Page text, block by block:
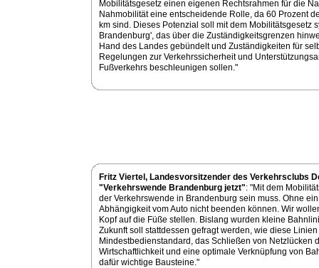
Mobilitätsgesetz einen eigenen Rechtsrahmen für die
Nahmobilität eine entscheidende Rolle, da 60 Prozent
km sind. Dieses Potenzial soll mit dem Mobilitätsgesetz
Brandenburg', das über die Zuständigkeitsgrenzen
Hand des Landes gebündelt und Zuständigkeiten für
Regelungen zur Verkehrssicherheit und
Fußverkehrs beschleunigen sollen."
Fritz Viertel, Landesvorsitzender des Verkehrsclubs
"Verkehrswende Brandenburg jetzt": "Mit dem
der Verkehrswende in Brandenburg sein muss. Ohne
Abhängigkeit vom Auto nicht beenden können. Wir
Kopf auf die Füße stellen. Bislang wurden kleine
Zukunft soll statt­dessen gefragt werden, wie diese
Mindest­bedienstandard, das Schließen von
Wirtschaftlichkeit und eine optimale Verknüpfung von
dafür wichtige Bausteine."